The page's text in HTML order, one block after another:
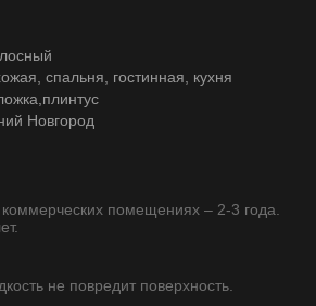
спальня, гостинная, кухня
Новгород
помещениях – 2-3 года.
не повредит поверхность.